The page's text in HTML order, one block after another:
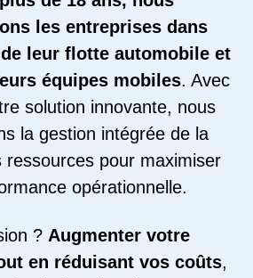
les entreprises dans
de leur flotte automobile et
équipes mobiles. Avec
solution innovante, nous
la gestion intégrée de la
ressources pour maximiser
opérationnelle.
? Augmenter votre
en réduisant vos coûts,